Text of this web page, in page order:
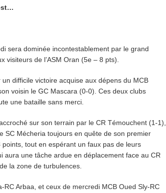
sera dominée incontestablement par le grand
visiteurs de l’ASM Oran (5e – 8 pts).
difficile victoire acquise aux dépens du MCB
voisin le GC Mascara (0-0). Ces deux clubs
une bataille sans merci.
sur son terrain par le CR Témouchent (1-1),
SC Mécheria toujours en quête de son premier
tout en espérant un faux pas de leurs
aura une tâche ardue en déplacement face au CR
la zone de turbulences.
Arbaa, et ceux de mercredi MCB Oued Sly-RC